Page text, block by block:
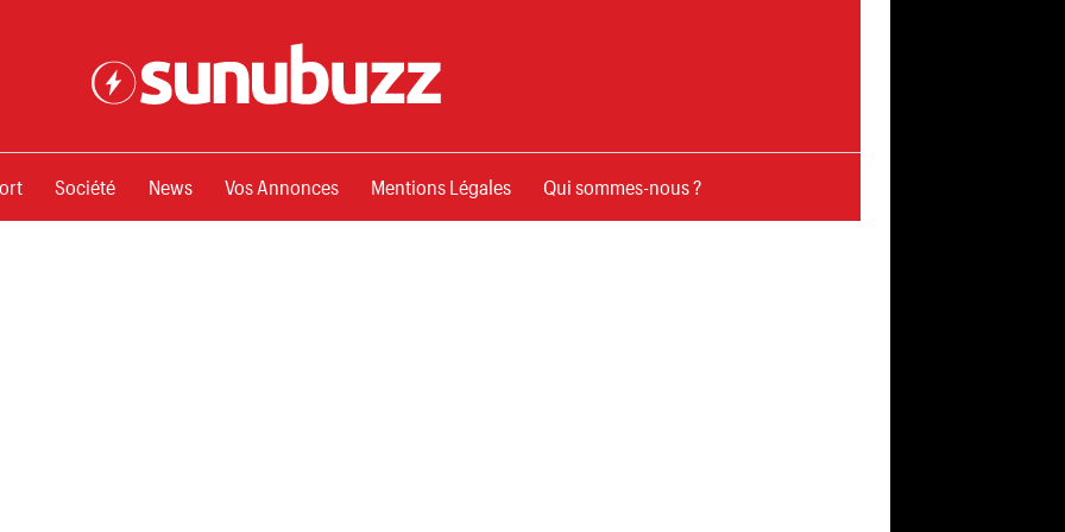
Société News Vos Annonces Mentions Légales Qui sommes-nous ?